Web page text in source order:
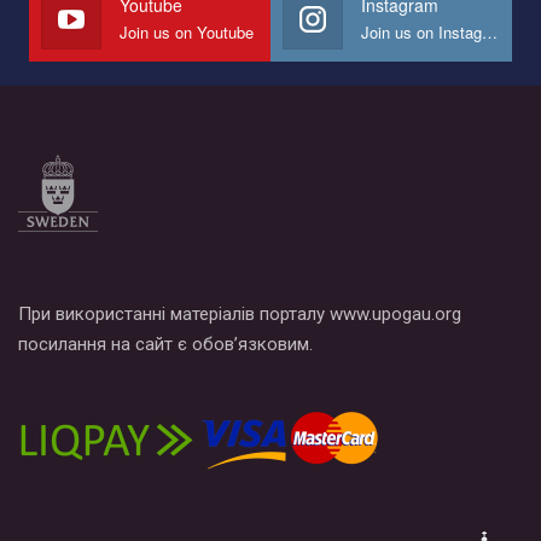
Все, что вам нужно сделать - это зайти на наш канал YouTube
по этой ссылке и поставить лайк под видео.
Join us on Youtube Join us on Instagram
При використанні матеріалів порталу www.upogau.org
посилання на сайт є обов’язковим.